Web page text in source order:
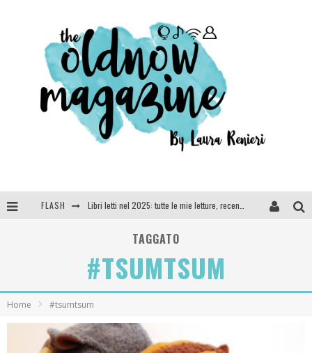
FLASH
SEE YOU AT 5 | Chanel
TAGGATO
#TSUMTSUM
Home #tsumtsum